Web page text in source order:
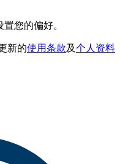
置您的偏好。
新的使用条款及个人资料